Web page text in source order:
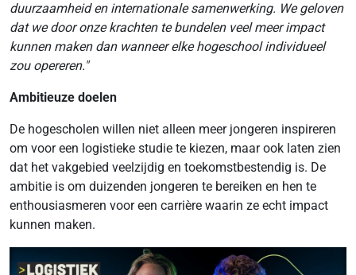
duurzaamheid en internationale samenwerking. We geloven
dat we door onze krachten te bundelen veel meer impact
kunnen maken dan wanneer elke hogeschool individueel
zou opereren."
Ambitieuze doelen
De hogescholen willen niet alleen meer jongeren inspireren
om voor een logistieke studie te kiezen, maar ook laten zien
dat het vakgebied veelzijdig en toekomstbestendig is. De
ambitie is om duizenden jongeren te bereiken en hen te
enthousiasmeren voor een carrière waarin ze echt impact
kunnen maken.